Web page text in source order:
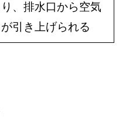
り、排水口から空気
が引き上げられる